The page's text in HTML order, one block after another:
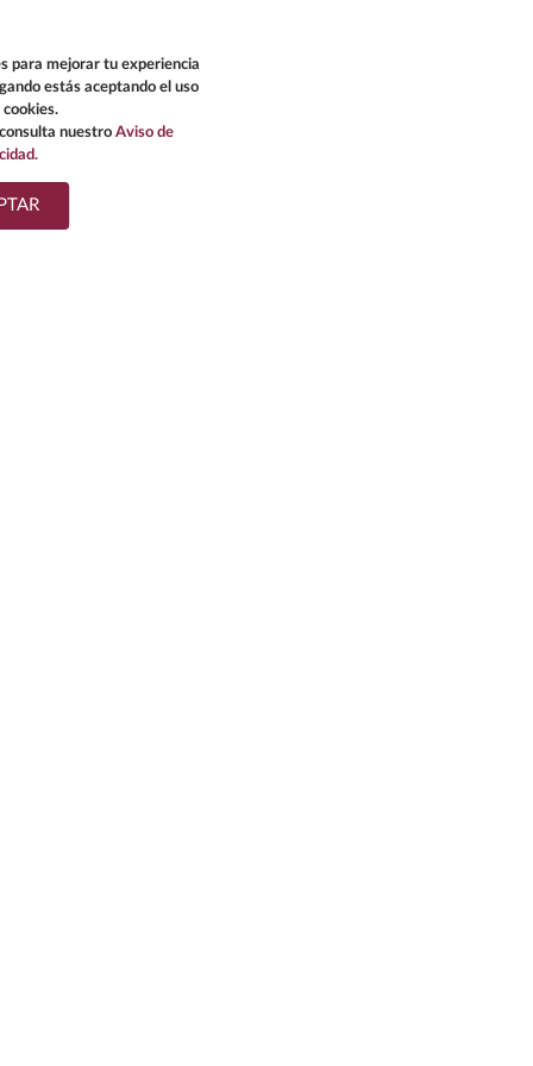
para mejorar tu experiencia
estás aceptando el uso
nuestro Aviso de